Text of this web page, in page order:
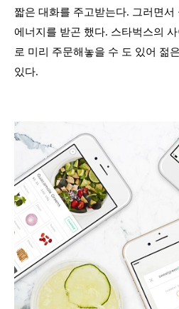
짧은 대화를 주고받는다. 그러면서
에너지를 받곤 했다. 스타벅스의
로 미리 주문해놓을 수 도 있어 젊
있다.